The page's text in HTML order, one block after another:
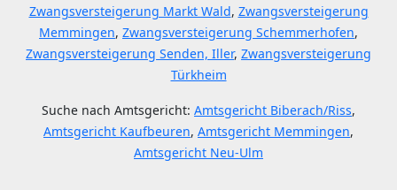
Zwangsversteigerung Markt Wald, Zwangsversteigerung
Memmingen, Zwangsversteigerung Schemmerhofen,
Zwangsversteigerung Senden, Iller, Zwangsversteigerung
Türkheim
Suche nach Amtsgericht: Amtsgericht Biberach/Riss,
Amtsgericht Kaufbeuren, Amtsgericht Memmingen,
Amtsgericht Neu-Ulm